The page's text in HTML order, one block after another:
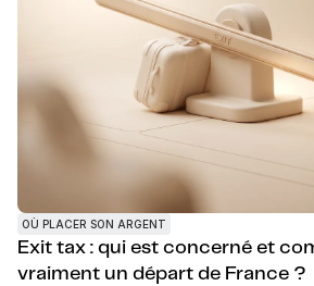
OÙ PLACER SON ARGENT
Exit tax : qui est concerné et
vraiment un départ de France ?